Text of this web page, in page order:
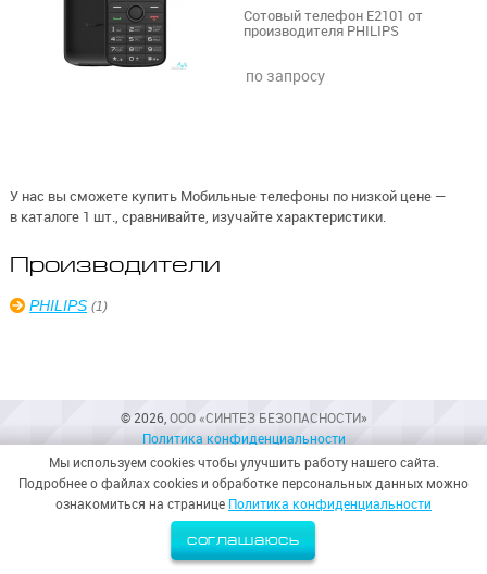
Сотовый телефон E2101 от
производителя PHILIPS
по запросу
У нас вы сможете купить Мобильные телефоны по низкой цене —
в каталоге 1 шт., сравнивайте, изучайте характеристики.
Производители
PHILIPS (1)
© 2026, ООО «СИНТЕЗ БЕЗОПАСНОСТИ»
Политика конфиденциальности
Мы используем cookies чтобы улучшить работу нашего сайта.
Подробнее о файлах cookies и обработке персональных данных можно
ознакомиться на странице Политика конфиденциальности
соглашаюсь